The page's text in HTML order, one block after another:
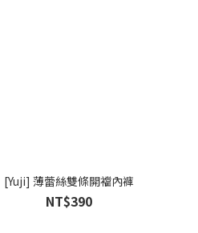
[Yuji] 薄蕾絲雙條開襠內褲
NT$390